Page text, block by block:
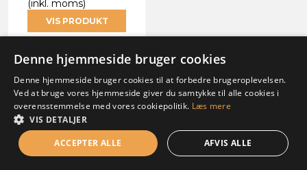
(inkl. moms)
VIS PRODUKT
Denne hjemmeside bruger cookies
Denne hjemmeside bruger cookies til at forbedre brugeroplevelsen.
Ved at bruge vores hjemmeside giver du samtykke til alle cookies i
overensstemmelse med vores cookiepolitik. Læs mere
VIS DETALJER
ACCEPTER ALLE
AFVIS ALLE